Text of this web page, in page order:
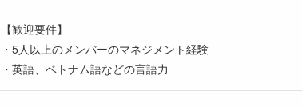
【歓迎要件】
・5人以上のメンバーのマネジメント経験
・英語、ベトナム語などの言語力